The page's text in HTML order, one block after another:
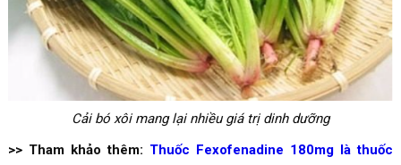
Cải bó xôi mang lại nhiều giá trị dinh dưỡng
>> Tham khảo thêm: Thuốc Fexofenadine 180mg là thuốc